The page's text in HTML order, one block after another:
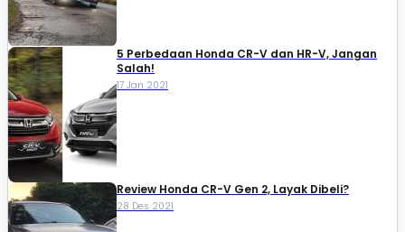
5 Perbedaan Honda CR-V dan HR-V, Jangan
Salah!
17 Jan 2021
Review Honda CR-V Gen 2, Layak Dibeli?
28 Des 2021